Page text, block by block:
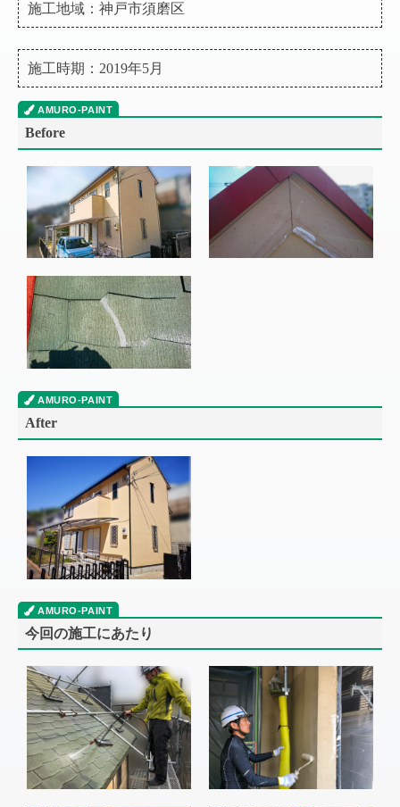
施工地域：神戸市須磨区
施工時期：2019年5月
Before
After
今回の施工にあたり